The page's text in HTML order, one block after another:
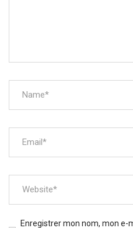
Enregistrer mon nom, mon e-